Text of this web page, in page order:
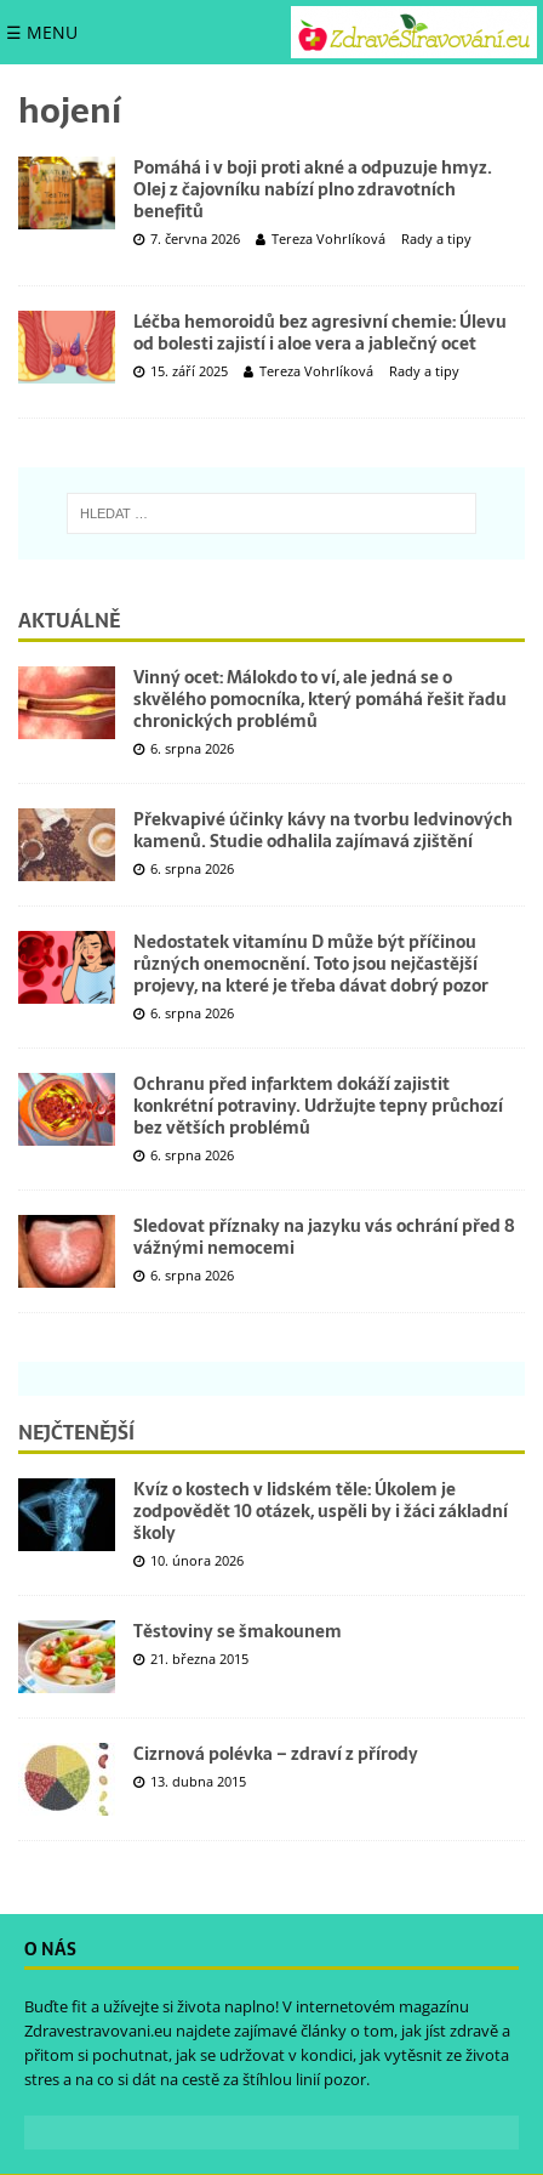
☰ MENU
hojení
Pomáhá i v boji proti akné a odpuzuje hmyz.
Olej z čajovníku nabízí plno zdravotních
benefitů
7. června 2026 Tereza Vohrlíková Rady a tipy
Léčba hemoroidů bez agresivní chemie: Úlevu
od bolesti zajistí i aloe vera a jablečný ocet
15. září 2025 Tereza Vohrlíková Rady a tipy
AKTUÁLNĚ
Vinný ocet: Málokdo to ví, ale jedná se o
skvělého pomocníka, který pomáhá řešit řadu
chronických problémů
6. srpna 2026
Překvapivé účinky kávy na tvorbu ledvinových
kamenů. Studie odhalila zajímavá zjištění
6. srpna 2026
Nedostatek vitamínu D může být příčinou
různých onemocnění. Toto jsou nejčastější
projevy, na které je třeba dávat dobrý pozor
6. srpna 2026
Ochranu před infarktem dokáží zajistit
konkrétní potraviny. Udržujte tepny průchozí
bez větších problémů
6. srpna 2026
Sledovat příznaky na jazyku vás ochrání před 8
vážnými nemocemi
6. srpna 2026
NEJČTENĚJŠÍ
Kvíz o kostech v lidském těle: Úkolem je
zodpovědět 10 otázek, uspěli by i žáci základní
školy
10. února 2026
Těstoviny se šmakounem
21. března 2015
Cizrnová polévka – zdraví z přírody
13. dubna 2015
O NÁS
Buďte fit a užívejte si života naplno! V internetovém magazínu
Zdravestravovani.eu najdete zajímavé články o tom, jak jíst zdravě a
přitom si pochutnat, jak se udržovat v kondici, jak vytěsnit ze života
stres a na co si dát na cestě za štíhlou linií pozor.